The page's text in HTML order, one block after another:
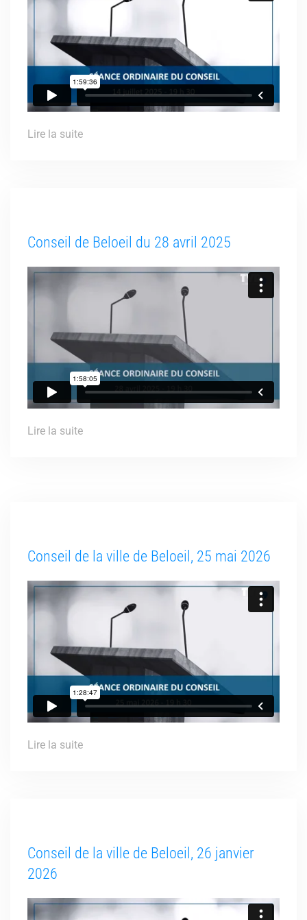
Lire la suite
Conseil de Beloeil du 28 avril 2025
Lire la suite
Conseil de la ville de Beloeil, 25 mai 2026
Lire la suite
Conseil de la ville de Beloeil, 26 janvier
2026